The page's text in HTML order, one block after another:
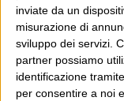
inviate da un
misurazione di
sviluppo dei servizi.
partner possiamo
identificazione
per consentire a noi